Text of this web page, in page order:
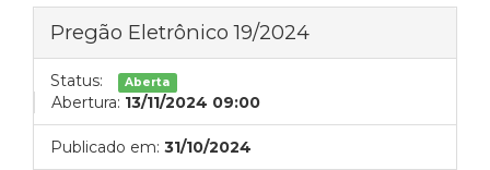
Pregão Eletrônico 19/2024
Status: Aberta
Abertura: 13/11/2024 09:00
Publicado em: 31/10/2024